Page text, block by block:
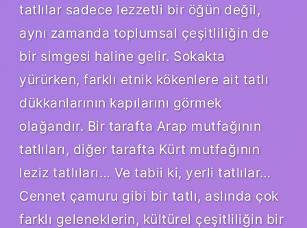
tatlılar sadece lezzetli bir öğün değil,
aynı zamanda toplumsal çeşitliliğin de
bir simgesi haline gelir. Sokakta
yürürken, farklı etnik kökenlere ait tatlı
dükkanlarının kapılarını görmek
olağandır. Bir tarafta Arap mutfağının
tatlıları, diğer tarafta Kürt mutfağının
leziz tatlıları… Ve tabii ki, yerli tatlılar…
Cennet çamuru gibi bir tatlı, aslında çok
farklı geleneklerin, kültürel çeşitliliğin bir